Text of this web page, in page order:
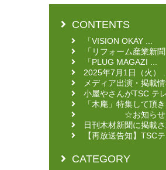
CONTENTS
「VISION OKAY ...
「リフォーム産業新聞
「PLUG MAGAZI ...
2025年7月1日（火） ...
メディア出演・掲載
小屋やさんがTSC テレ
「木庵」特集して頂き
☆お知らせ
日刊木材新聞に掲載さ
【再放送告知】TSCテ
CATEGORY